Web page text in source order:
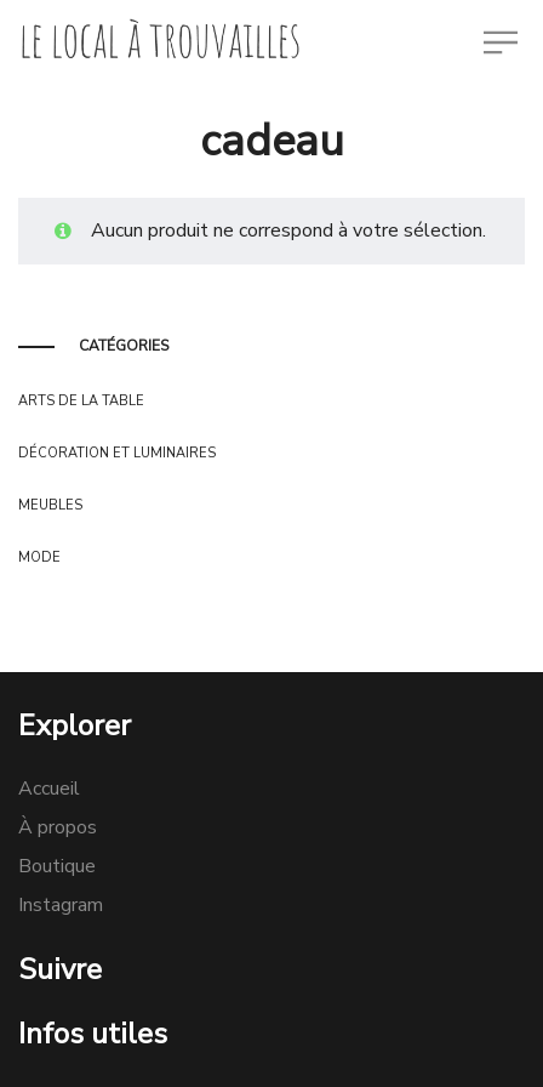
cadeau
Aucun produit ne correspond à votre sélection.
CATÉGORIES
ARTS DE LA TABLE
DÉCORATION ET LUMINAIRES
MEUBLES
MODE
Explorer
Accueil
À propos
Boutique
Instagram
Suivre
Infos utiles